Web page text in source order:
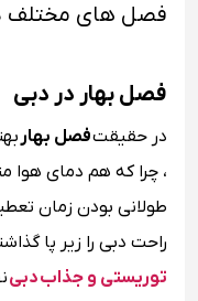
فصل های مختلف
فصل بهار در دبی
در حقیقتفصل بهار
، چرا که هم دمای هوا
طولانی بودن زمان
راحت دبی را زیر پا
توریستی و جذاب دبی